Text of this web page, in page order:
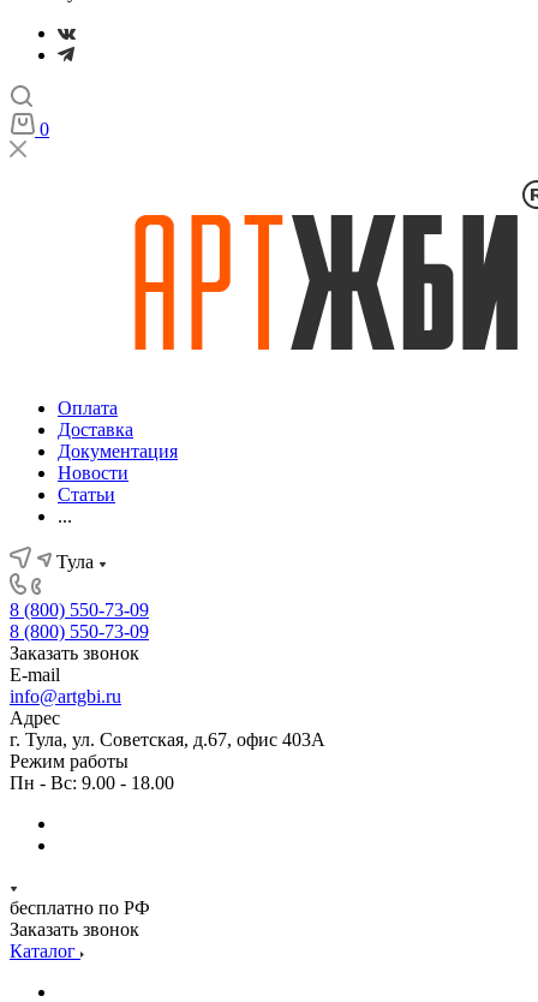
0
Оплата
Доставка
Документация
Новости
Статьи
...
Тула
8 (800) 550-73-09
8 (800) 550-73-09
Заказать звонок
E-mail
info@artgbi.ru
Адрес
г. Тула, ул. Советская, д.67, офис 403А
Режим работы
Пн - Вс: 9.00 - 18.00
бесплатно по РФ
Заказать звонок
Каталог